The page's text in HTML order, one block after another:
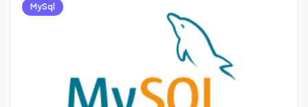
MySql